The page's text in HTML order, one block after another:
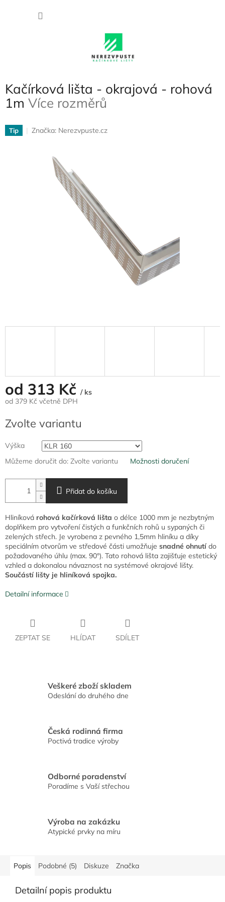
Kačírková lišta - okrajová - rohová
1m Více rozměrů
Tip Značka: Nerezvpuste.cz
od 313 Kč / ks
od 379 Kč včetně DPH
cena:
Zvolte variantu
Výška
Můžeme doručit do: Zvolte variantu Možnosti doručení
Přidat do košíku
Hliníková rohová kačírková lišta o délce 1000 mm je nezbytným
doplňkem pro vytvoření čistých a funkčních rohů u sypaných či
zelených střech. Je vyrobena z pevného 1,5mm hliníku a díky
speciálním otvorům ve středové části umožňuje snadné ohnutí do
požadovaného úhlu (max. 90°). Tato rohová lišta zajišťuje estetický
vzhled a dokonalou návaznost na systémové okrajové lišty.
Součástí lišty je hliníková spojka.
Detailní informace
ZEPTAT SE HLÍDAT SDÍLET
Veškeré zboží skladem
Odeslání do druhého dne
Česká rodinná firma
Poctivá tradice výroby
Odborné poradenství
Poradíme s Vaší střechou
Výroba na zakázku
Atypické prvky na míru
Popis Podobné (5) Diskuze Značka
Detailní popis produktu